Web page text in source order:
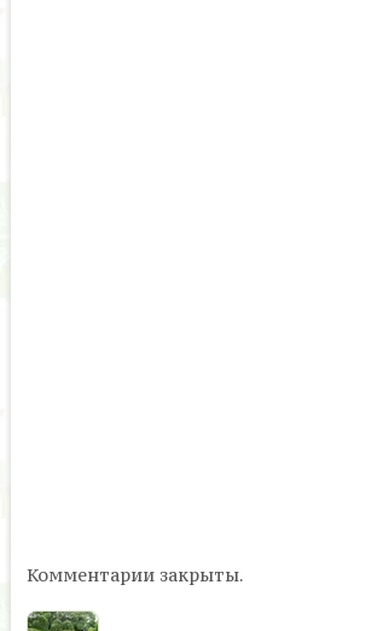
Комментарии закрыты.